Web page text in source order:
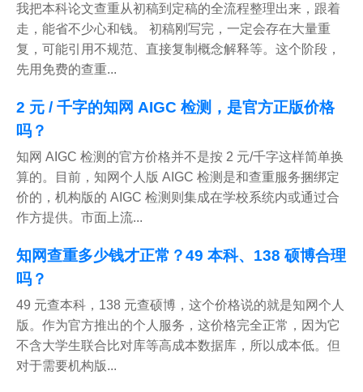
我把本科论文查重从初稿到定稿的全流程整理出来，跟着
走，能省不少心和钱。 初稿刚写完，一定会存在大量重
复，可能引用不规范、直接复制概念解释等。这个阶段，
先用免费的查重...
2 元 / 千字的知网 AIGC 检测，是官方正版价格
吗？
知网 AIGC 检测的官方价格并不是按 2 元/千字这样简单换
算的。目前，知网个人版 AIGC 检测是和查重服务捆绑定
价的，机构版的 AIGC 检测则集成在学校系统内或通过合
作方提供。市面上流...
知网查重多少钱才正常？49 本科、138 硕博合理
吗？
49 元查本科，138 元查硕博，这个价格说的就是知网个人
版。作为官方推出的个人服务，这价格完全正常，因为它
不含大学生联合比对库等高成本数据库，所以成本低。但
对于需要机构版...